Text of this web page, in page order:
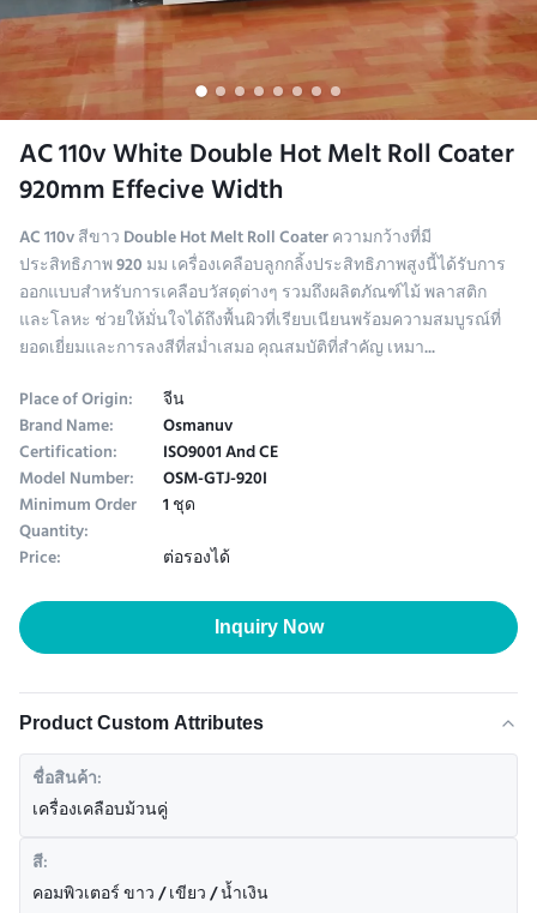
AC 110v White Double Hot Melt Roll Coater
920mm Effecive Width
AC 110v สีขาว Double Hot Melt Roll Coater ความกว้างที่มี
ประสิทธิภาพ 920 มม เครื่องเคลือบลูกกลิ้งประสิทธิภาพสูงนี้ได้รับการ
ออกแบบสำหรับการเคลือบวัสดุต่างๆ รวมถึงผลิตภัณฑ์ไม้ พลาสติก
และโลหะ ช่วยให้มั่นใจได้ถึงพื้นผิวที่เรียบเนียนพร้อมความสมบูรณ์ที่
ยอดเยี่ยมและการลงสีที่สม่ำเสมอ คุณสมบัติที่สำคัญ เหมา...
Place of Origin:
จีน
Brand Name: Osmanuv
Certification: ISO9001 And CE
Model Number: OSM-GTJ-920I
Minimum Order
Quantity:
1 ชุด
Price:
ต่อรองได้
Inquiry Now
Product Custom Attributes
ชื่อสินค้า:
เครื่องเคลือบม้วนคู่
สี:
คอมพิวเตอร์ ขาว / เขียว / น้ำเงิน